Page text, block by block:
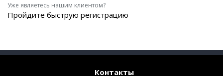
Уже являетесь нашим клиентом?
Пройдите быструю регистрацию
Контакты